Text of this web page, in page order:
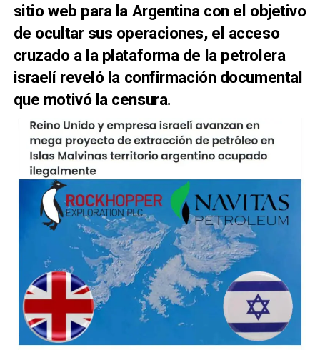
sitio web para la Argentina con el objetivo
de ocultar sus operaciones, el acceso
cruzado a la plataforma de la petrolera
israelí reveló la confirmación documental
que motivó la censura.